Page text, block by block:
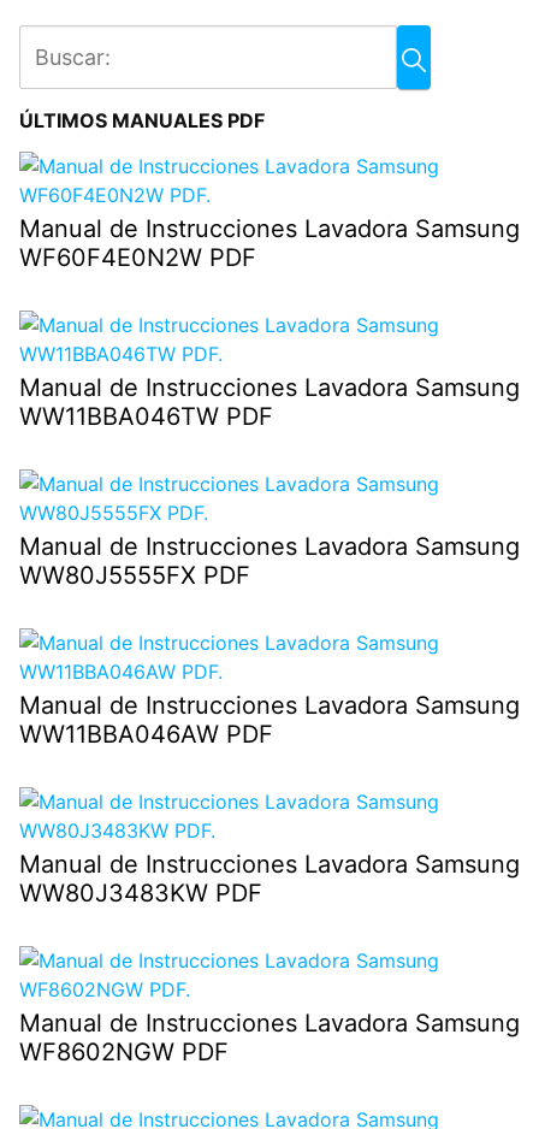
ÚLTIMOS MANUALES PDF
Manual de Instrucciones Lavadora Samsung
WF60F4E0N2W PDF
Manual de Instrucciones Lavadora Samsung
WW11BBA046TW PDF
Manual de Instrucciones Lavadora Samsung
WW80J5555FX PDF
Manual de Instrucciones Lavadora Samsung
WW11BBA046AW PDF
Manual de Instrucciones Lavadora Samsung
WW80J3483KW PDF
Manual de Instrucciones Lavadora Samsung
WF8602NGW PDF